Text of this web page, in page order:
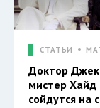
СТАТЬИ
Доктор
мистер Хайд
сойдутся на